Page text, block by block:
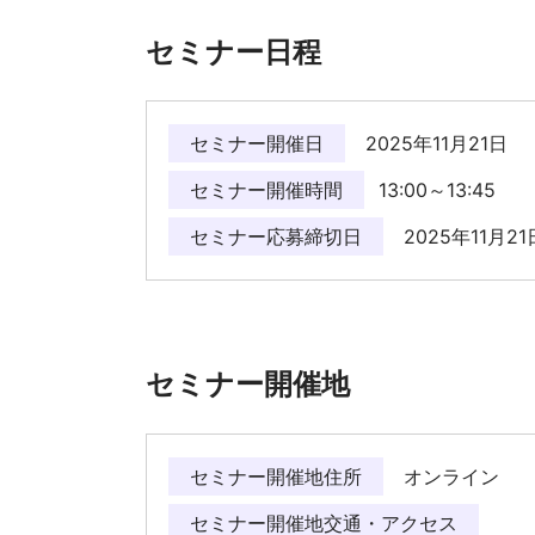
セミナー日程
セミナー開催日
2025年11月21日
セミナー開催時間
13:00～13:45
セミナー応募締切日
2025年11月21
セミナー開催地
セミナー開催地住所
オンライン
セミナー開催地交通・アクセス